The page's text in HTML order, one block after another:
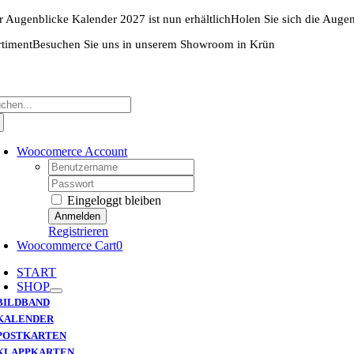
Zum
Inhalt
springen
Augenblicke Kalender 2027 ist nun erhältlichHolen Sie sich die
Besuchen Sie uns in unserem Showroom in Krün
Woocomerce Account
Username:
Password:
Eingeloggt bleiben
Registrieren
Woocommerce Cart0
START
SHOP